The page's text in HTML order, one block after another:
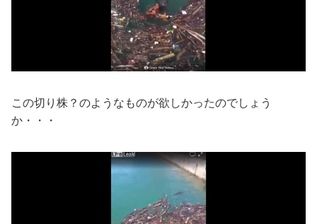
この切り株？のようなものが欲しかったのでしょう
か・・・